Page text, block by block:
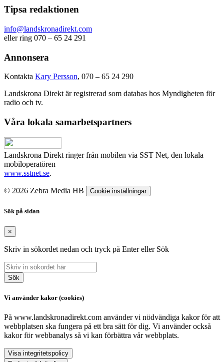
Tipsa redaktionen
info@landskronadirekt.com
eller ring 070 – 65 24 291
Annonsera
Kontakta Kary Persson, 070 – 65 24 290
Landskrona Direkt är registrerad som databas hos Myndigheten för
radio och tv.
Våra lokala samarbetspartners
Landskrona Direkt ringer från mobilen via SST Net, den lokala
mobiloperatören
www.sstnet.se.
© 2026 Zebra Media HB Cookie inställningar
Sök på sidan
×
Skriv in sökordet nedan och tryck på Enter eller Sök
Sök
Vi använder kakor (cookies)
På www.landskronadirekt.com använder vi nödvändiga kakor för att
webbplatsen ska fungera på ett bra sätt för dig. Vi använder också
kakor för webbanalys så vi kan förbättra vår webbplats.
Visa integritetspolicy